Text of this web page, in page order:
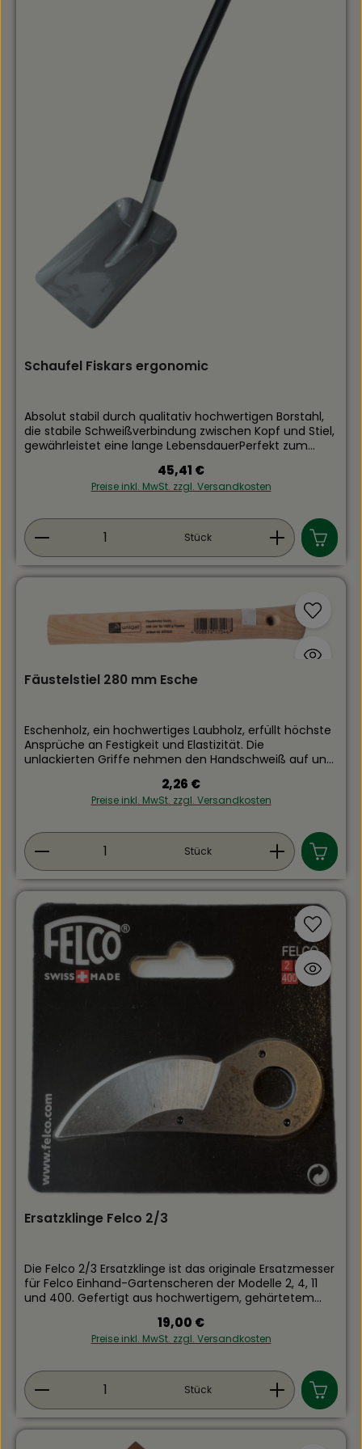
Schaufel Fiskars ergonomic
Absolut stabil durch qualitativ hochwertigen Borstahl,
die stabile Schweißverbindung zwischen Kopf und Stiel,
gewährleistet eine lange LebensdauerPerfekt zum
Komfortabel Dank D-GriffLänge: 132 cmGewicht: 2,2 kg
Regulärer Preis:
45,41 €
Preise inkl. MwSt. zzgl. Versandkosten
Produkt Anzahl: Gib den gewünschten Wert
Stück
Fäustelstiel 280 mm Esche
Eschenholz, ein hochwertiges Laubholz, erfüllt höchste
Ansprüche an Festigkeit und Elastizität. Die
unlackierten Griffe nehmen den Hand­schweiß auf und
Regulärer Preis:
2,26 €
Preise inkl. MwSt. zzgl. Versandkosten
Produkt Anzahl: Gib den gewünschten Wert
Stück
Ersatzklinge Felco 2/3
Die Felco 2/3 Ersatzklinge ist das originale Ersatzmesser
für Felco Einhand-Gartenscheren der Modelle 2, 4, 11
und 400. Gefertigt aus hochwertigem, gehärtetem
Schnittführung bei allen Gartenarbeiten. Die Klinge ist
langlebig, scharf und optimal auf die Anforderungen
Klinge ist einfach und kann bei zu starker
Beschädigung oder nachlassender Schneidleistung
problemlos durchgeführt werden. Das Spiel zwischen
Klinge und Gegenklinge wird nach dem Einbau durch
Anziehen der Mutter reguliert, sodass die Schere wieder
wie neu funktioniert. Produktdetails: Passend für Felco
Regulärer Preis:
19,00 €
Preise inkl. MwSt. zzgl. Versandkosten
Produkt Anzahl: Gib den gewünschten Wert
Stück